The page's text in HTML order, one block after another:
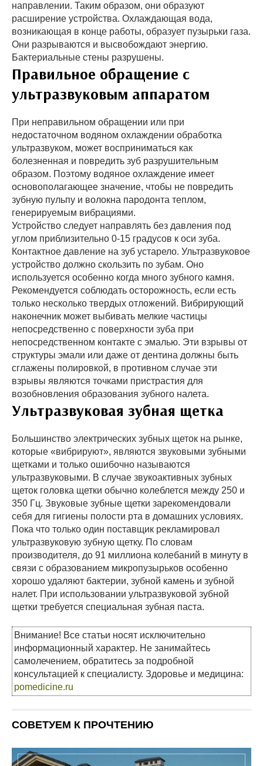
направлении. Таким образом, они образуют
расширение устройства. Охлаждающая вода,
возникающая в конце работы, образует пузырьки газа.
Они разрываются и высвобождают энергию.
Бактериальные стены разрушены.
Правильное обращение с
ультразвуковым аппаратом
При неправильном обращении или при
недостаточном водяном охлаждении обработка
ультразвуком, может восприниматься как
болезненная и повредить зуб разрушительным
образом. Поэтому водяное охлаждение имеет
основополагающее значение, чтобы не повредить
зубную пульпу и волокна пародонта теплом,
генерируемым вибрациями.
Устройство следует направлять без давления под
углом приблизительно 0-15 градусов к оси зуба.
Контактное давление на зуб устарело. Ультразвуковое
устройство должно скользить по зубам. Оно
используется особенно когда много зубного камня.
Рекомендуется соблюдать осторожность, если есть
только несколько твердых отложений. Вибрирующий
наконечник может выбивать мелкие частицы
непосредственно с поверхности зуба при
непосредственном контакте с эмалью. Эти взрывы от
структуры эмали или даже от дентина должны быть
сглажены полировкой, в противном случае эти
взрывы являются точками пристрастия для
возобновления образования зубного налета.
Ультразвуковая зубная щетка
Большинство электрических зубных щеток на рынке,
которые «вибрируют», являются звуковыми зубными
щетками и только ошибочно называются
ультразвуковыми. В случае звукоактивных зубных
щеток головка щетки обычно колеблется между 250 и
350 Гц. Звуковые зубные щетки зарекомендовали
себя для гигиены полости рта в домашних условиях.
Пока что только один поставщик рекламировал
ультразвуковую зубную щетку. По словам
производителя, до 91 миллиона колебаний в минуту в
связи с образованием микропузырьков особенно
хорошо удаляют бактерии, зубной камень и зубной
налет. При использовании ультразвуковой зубной
щетки требуется специальная зубная паста.
Внимание! Все статьи носят исключительно
информационный характер. Не занимайтесь
самолечением, обратитесь за подробной
консультацией к специалисту. Здоровье и медицина:
pomedicine.ru
СОВЕТУЕМ К ПРОЧТЕНИЮ